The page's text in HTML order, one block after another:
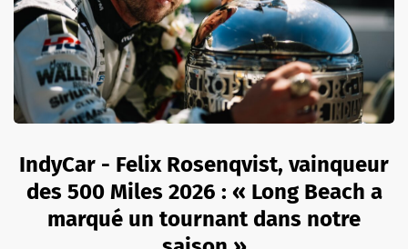
IndyCar - Felix Rosenqvist, vainqueur
des 500 Miles 2026 : « Long Beach a
marqué un tournant dans notre